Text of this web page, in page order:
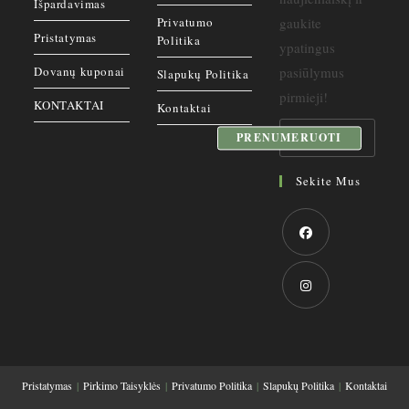
Išpardavimas
Pristatymas
Dovanų kuponai
KONTAKTAI
Privatumo
Politika
Slapukų Politika
Kontaktai
gaukite
ypatingus
pasiūlymus
pirmieji!
PRENUMERUOTI
Sekite Mus
Opens
in
new
Pristatymas Pirkimo Taisyklės Privatumo Politika Slapukų Politika Kontaktai